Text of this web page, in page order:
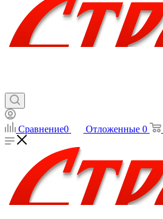
Сравнение0 Отложенные 0